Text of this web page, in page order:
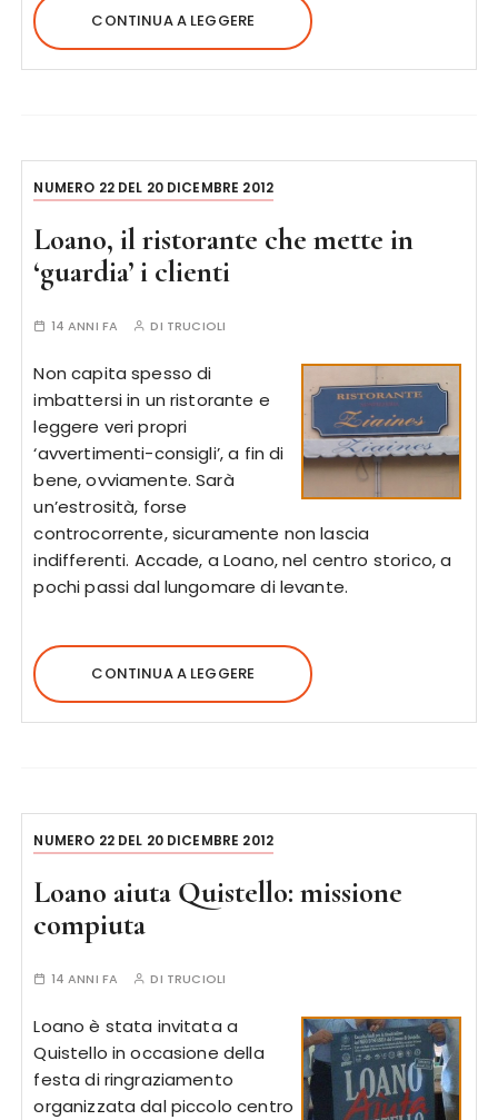
CONTINUA A LEGGERE
NUMERO 22 DEL 20 DICEMBRE 2012
Loano, il ristorante che mette in
‘guardia’ i clienti
14 ANNI FA DI TRUCIOLI
Non capita spesso di
imbattersi in un ristorante e
leggere veri propri
‘avvertimenti-consigli’, a fin di
bene, ovviamente. Sarà
un’estrosità, forse
controcorrente, sicuramente non lascia
indifferenti. Accade, a Loano, nel centro storico, a
pochi passi dal lungomare di levante.
CONTINUA A LEGGERE
NUMERO 22 DEL 20 DICEMBRE 2012
Loano aiuta Quistello: missione
compiuta
14 ANNI FA DI TRUCIOLI
Loano è stata invitata a
Quistello in occasione della
festa di ringraziamento
organizzata dal piccolo centro